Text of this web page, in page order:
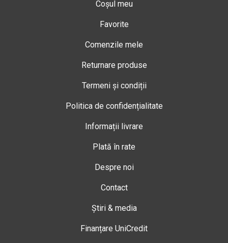
Coșul meu
Favorite
Comenzile mele
Returnare produse
Termeni și condiții
Politica de confidențialitate
Informații livrare
Plată în rate
Despre noi
Contact
Știri & media
Finanțare UniCredit